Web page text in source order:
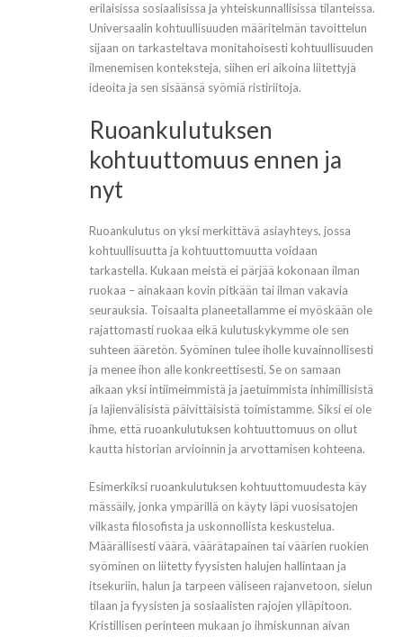
erilaisissa sosiaalisissa ja yhteiskunnallisissa tilanteissa.
Universaalin kohtuullisuuden määritelmän tavoittelun
sijaan on tarkasteltava monitahoisesti kohtuullisuuden
ilmenemisen konteksteja, siihen eri aikoina liitettyjä
ideoita ja sen sisäänsä syömiä ristiriitoja.
Ruoankulutuksen
kohtuuttomuus ennen ja
nyt
Ruoankulutus on yksi merkittävä asiayhteys, jossa
kohtuullisuutta ja kohtuuttomuutta voidaan
tarkastella. Kukaan meistä ei pärjää kokonaan ilman
ruokaa – ainakaan kovin pitkään tai ilman vakavia
seurauksia. Toisaalta planeetallamme ei myöskään ole
rajattomasti ruokaa eikä kulutuskykymme ole sen
suhteen ääretön. Syöminen tulee iholle kuvainnollisesti
ja menee ihon alle konkreettisesti. Se on samaan
aikaan yksi intiimeimmistä ja jaetuimmista inhimillisistä
ja lajienvälisistä päivittäisistä toimistamme. Siksi ei ole
ihme, että ruoankulutuksen kohtuuttomuus on ollut
kautta historian arvioinnin ja arvottamisen kohteena.
Esimerkiksi ruoankulutuksen kohtuuttomuudesta käy
mässäily, jonka ympärillä on käyty läpi vuosisatojen
vilkasta filosofista ja uskonnollista keskustelua.
Määrällisesti väärä, väärätapainen tai väärien ruokien
syöminen on liitetty fyysisten halujen hallintaan ja
itsekuriin, halun ja tarpeen väliseen rajanvetoon, sielun
tilaan ja fyysisten ja sosiaalisten rajojen ylläpitoon.
Kristillisen perinteen mukaan jo ihmiskunnan aivan